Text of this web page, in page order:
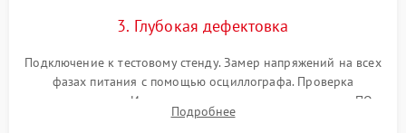
3. Глубокая дефектовка
Подключение к тестовому стенду. Замер напряжений на всех
фазах питания с помощью осциллографа. Проверка
инициализации. Использование специализированного ПО
MATS
Подробнее